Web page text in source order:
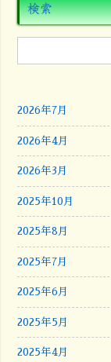
検索
2026年7月
2026年4月
2026年3月
2025年10月
2025年8月
2025年7月
2025年6月
2025年5月
2025年4月